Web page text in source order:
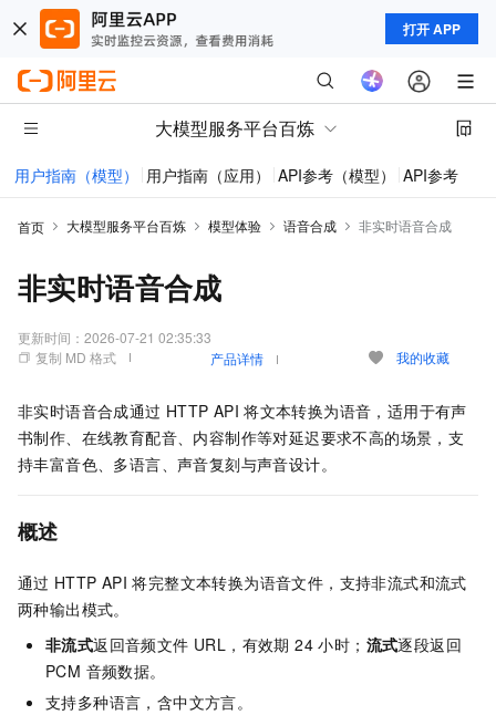
打开 APP
大模型服务平台百炼
用户指南（模型） 用户指南（应用） API参考（模型） API参考（应
首页 大模型服务平台百炼 模型体验 语音合成 非实时语音合成
非实时语音合成
更新时间： 2026-07-21 02:35:33
复制 MD 格式
产品详情 我的收藏
非实时语音合成通过 HTTP API 将文本转换为语音，适用于有声
书制作、在线教育配音、内容制作等对延迟要求不高的场景，支
持丰富音色、多语言、声音复刻与声音设计。
概述
通过 HTTP API 将完整文本转换为语音文件，支持非流式和流式
两种输出模式。
非流式返回音频文件 URL，有效期 24 小时； 流式逐段返回
PCM 音频数据。
支持多种语言，含中文方言。